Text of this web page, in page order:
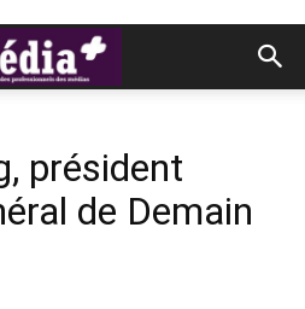
président
de Demain